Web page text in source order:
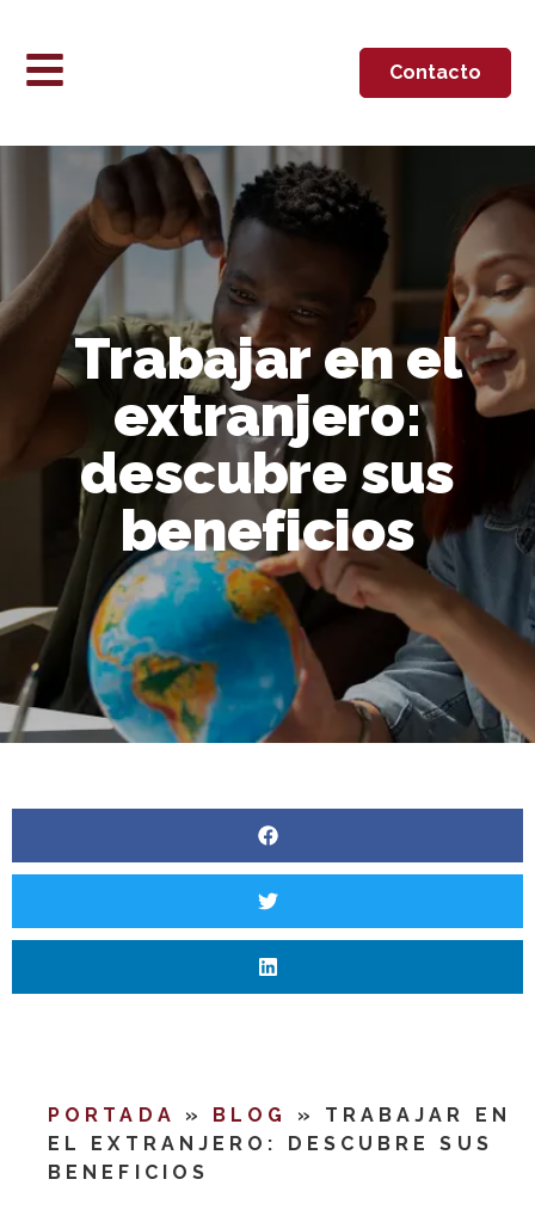
Contacto
Trabajar en el
extranjero:
descubre sus
beneficios
PORTADA » BLOG » TRABAJAR EN
EL EXTRANJERO: DESCUBRE SUS
BENEFICIOS